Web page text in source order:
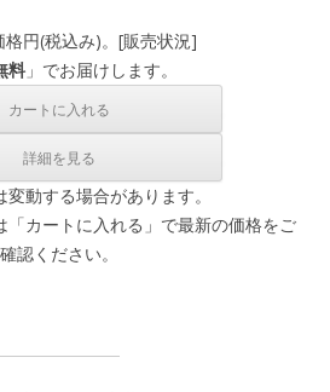
格円(税込み)。[販売状況]
料 」でお届けします。
動する場合があります。
カートに入れる」で最新の価格をご
確認ください。